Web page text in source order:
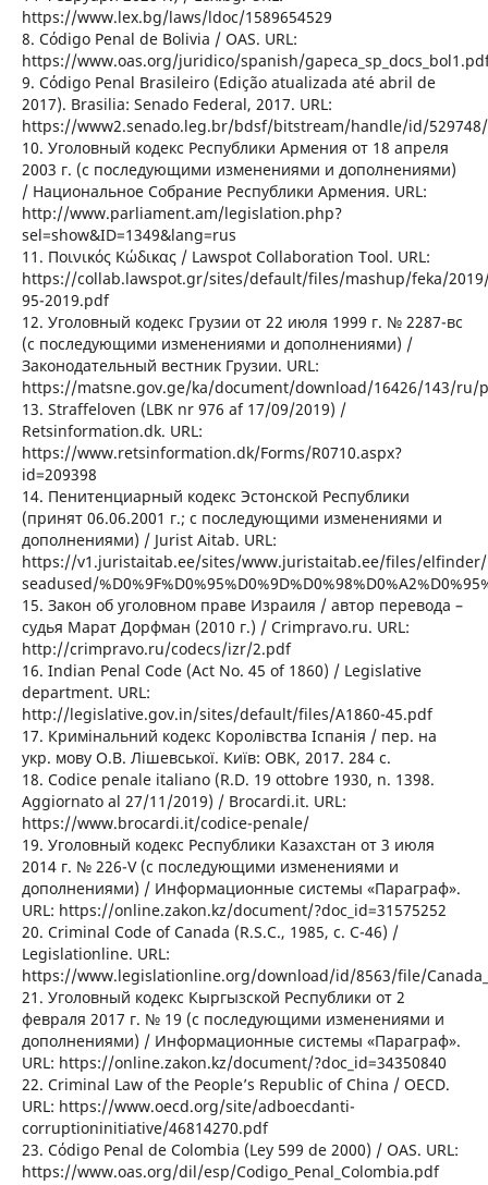
https://www.lex.bg/laws/ldoc/1589654529
8. Cόdigo Penal de Bolivia / OAS. URL:
https://www.oas.org/juridico/spanish/
9. Cόdigo Penal Brasileiro (Edição atualizada até abril de
2017). Brasilia: Senado Federal, 2017. URL:
https://www2.senado.leg.br/bdsf/bitstream/handle/id/529748/
10. Уголовный кодекс Республики Армения от 18 апреля
2003 г. (с последующими изменениями и дополнениями)
/ Национальное Собрание Республики Армения. URL:
http://www.parliament.am/legislation.php?
sel=show&ID=1349&lang=rus
11. Ποινικός Κώδικας / Lawspot Collaboration Tool. URL:
https://collab.lawspot.gr/sites/default/files/mashup/feka/
95-2019.pdf
12. Уголовный кодекс Грузии от 22 июля 1999 г. № 2287-вс
(с последующими изменениями и дополнениями) /
Законодательный вестник Грузии. URL:
https://matsne.gov.ge/ka/document/download/16426/143/ru/
13. Straffeloven (LBK nr 976 af 17/09/2019) /
Retsinformation.dk. URL:
https://www.retsinformation.dk/Forms/R0710.aspx?
id=209398
14. Пенитенциарный кодекс Эстонской Республики
(принят 06.06.2001 г.; с последующими изменениями и
дополнениями) / Jurist Aitab. URL:
https://v1.juristaitab.ee/sites/www.juristaitab.ee/files/
seadused/
15. Закон об уголовном праве Израиля / автор перевода –
судья Марат Дорфман (2010 г.) / Crimpravo.ru. URL:
http://crimpravo.ru/codecs/izr/2.pdf
16. Indian Penal Code (Act No. 45 of 1860) / Legislative
department. URL:
http://legislative.gov.in/sites/default/files/A1860-45.pdf
17. Кримінальний кодекс Королівства Іспанія / пер. на
укр. мову О.В. Лішевської. Київ: ОВК, 2017. 284 с.
18. Codice penale italiano (R.D. 19 ottobre 1930, n. 1398.
Aggiornato al 27/11/2019) / Brocardi.it. URL:
https://www.brocardi.it/codice-penale/
19. Уголовный кодекс Республики Казахстан от 3 июля
2014 г. № 226-V (с последующими изменениями и
дополнениями) / Информационные системы «Параграф».
URL: https://online.zakon.kz/document/?doc_id=31575252
20. Criminal Code of Canada (R.S.C., 1985, c. C-46) /
Legislationline. URL:
https://www.legislationline.org/download/id/8563/file/
21. Уголовный кодекс Кыргызской Республики от 2
февраля 2017 г. № 19 (с последующими изменениями и
дополнениями) / Информационные системы «Параграф».
URL: https://online.zakon.kz/document/?doc_id=34350840
22. Criminal Law of the People’s Republic of China / OECD.
URL: https://www.oecd.org/site/adboecdanti-
corruptioninitiative/46814270.pdf
23. Cόdigo Penal de Colombia (Ley 599 de 2000) / OAS. URL:
https://www.oas.org/dil/esp/Codigo_Penal_Colombia.pdf